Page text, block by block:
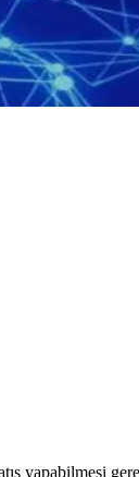
yapabilmesi